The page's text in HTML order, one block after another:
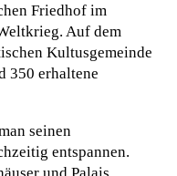
Friedhof im
Auf dem
Kultusgemeinde
350 erhaltene
seinen
entspannen.
und Palais